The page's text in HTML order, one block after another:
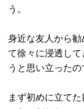
う。
身近な友人から
て徐々に浸透し
うと思い立ったの
まず初めに立て